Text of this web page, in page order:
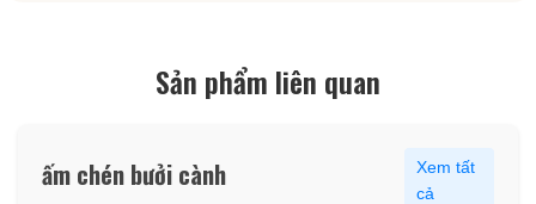
Sản phẩm liên quan
ấm chén bưởi cành
Xem tất
cả